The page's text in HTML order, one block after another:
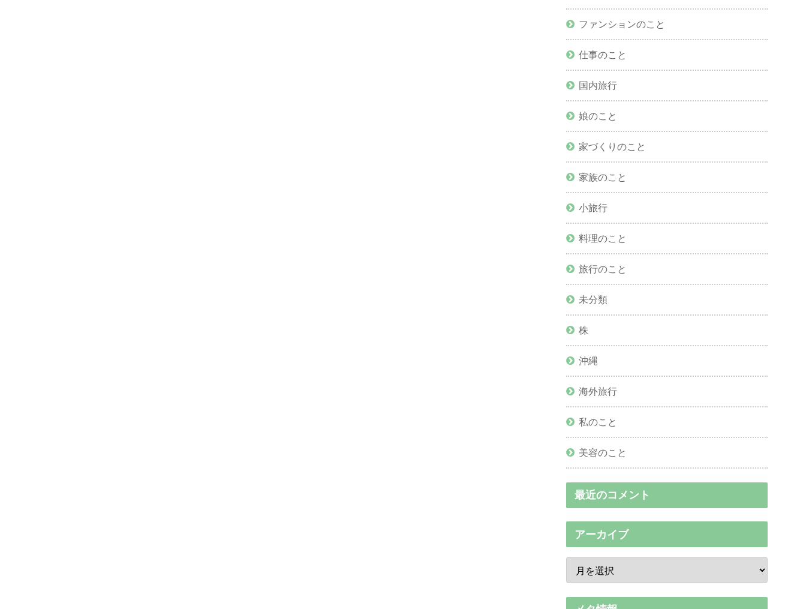
ファンションのこと
仕事のこと
国内旅行
娘のこと
家づくりのこと
家族のこと
小旅行
料理のこと
旅行のこと
未分類
株
沖縄
海外旅行
私のこと
美容のこと
最近のコメント
アーカイブ